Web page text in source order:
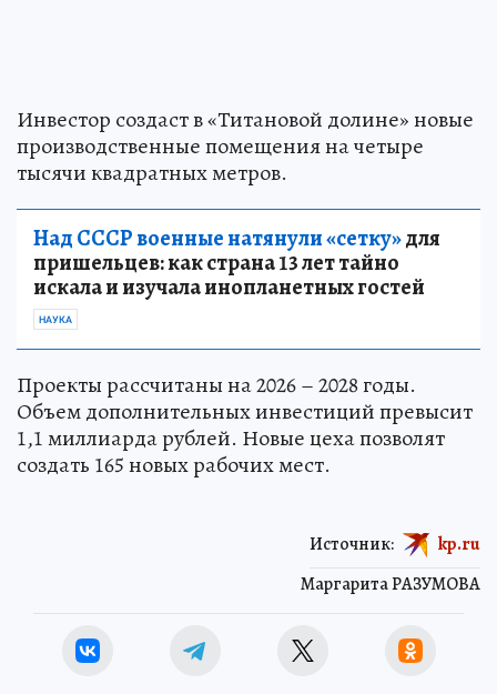
Инвестор создаст в «Титановой долине» новые
производственные помещения на четыре
тысячи квадратных метров.
Над СССР военные натянули «сетку»для
пришельцев: как страна 13 лет тайно
искала и изучала инопланетных гостей
НАУКА
Проекты рассчитаны на 2026 – 2028 годы.
Объем дополнительных инвестиций превысит
1,1 миллиарда рублей. Новые цеха позволят
создать 165 новых рабочих мест.
Маргарита РАЗУМОВА
Источник: kp.ru